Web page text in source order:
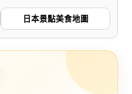
日本景點美食地圖